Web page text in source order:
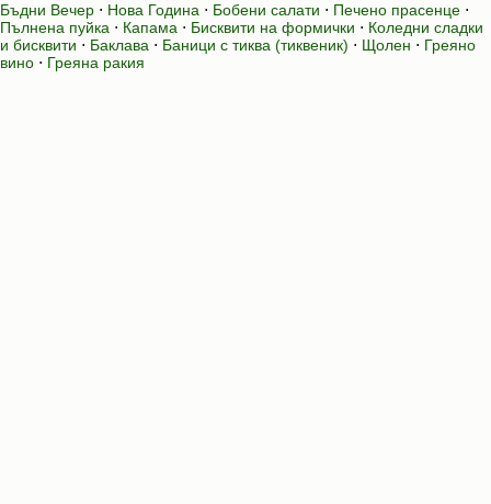
Бъдни Вечер ⋅ Нова Година ⋅ Бобени салати ⋅ Печено прасенце ⋅
Пълнена пуйка ⋅ Капама ⋅ Бисквити на формички ⋅ Коледни сладки
и бисквити ⋅ Баклава ⋅ Баници с тиква (тиквеник) ⋅ Щолен ⋅ Греяно
вино ⋅ Греяна ракия